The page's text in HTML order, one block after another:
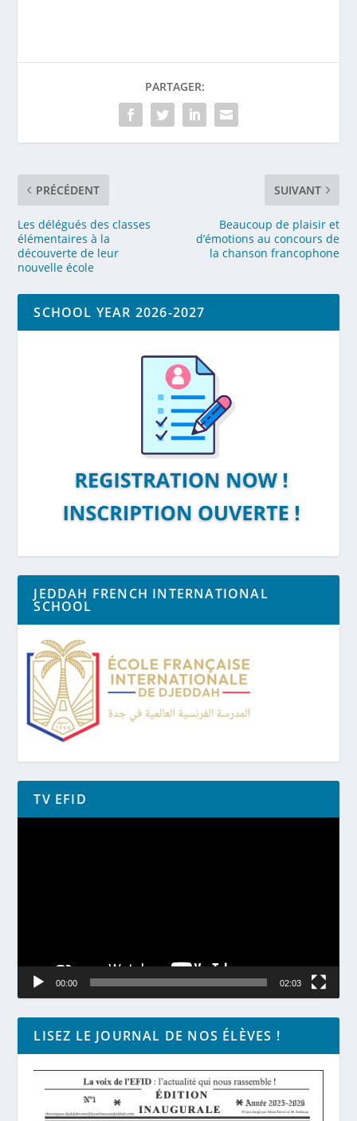
PARTAGER:
PRÉCÉDENT
Les délégués des classes
élémentaires à la
découverte de leur
nouvelle école
SUIVANT
Beaucoup de plaisir et
d’émotions au concours de
la chanson francophone
SCHOOL YEAR 2026-2027
JEDDAH FRENCH INTERNATIONAL
SCHOOL
TV EFID
Lecteur
00:00 02:03
LISEZ LE JOURNAL DE NOS ÉLÈVES !